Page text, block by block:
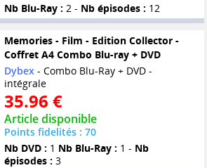
Nb Blu-Ray : 2 - Nb épisodes : 12
Memories - Film - Edition Collector -
Coffret A4 Combo Blu-ray + DVD
Dybex- Combo Blu-Ray + DVD -
intégrale
35.96 €
Article disponible
Points fidelités : 70
Nb DVD : 1 Nb Blu-Ray : 1 - Nb
épisodes : 3